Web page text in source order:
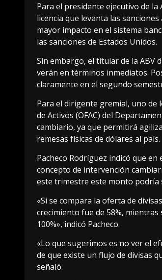
Para el presidente ejecutivo de la
licencia que levanta las
mayor impacto en el sistema
las sanciones de Estados Unidos.
Sin embargo, el titular de la ABV
verán en términos inmediatos.
claramente en el segundo
Para el dirigente gremial, uno de
de Activos (OFAC) del
cambiario, ya que permitirá
remesas físicas de dólares al país.
Pacheco Rodríguez indicó que
concepto de intervención
este trimestre este monto podría
«Si se compara la oferta de
crecimiento fue de 58%,
100%», indicó Pacheco.
«Lo que sugerimos es no ver el
de que existe un flujo de divisas
señaló.